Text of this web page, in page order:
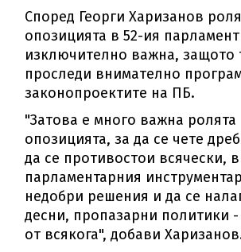
Според Георги Харизанов
опозицията в 52-ия
изключително важна, защото
проследи внимателно
законопроектите на ПБ.
"Затова е много важна ролята
опозицията, за да се чете
да се противостои всячески,
парламентарния
недобри решения и да се
десни, пропазарни политики -
от всякога", добави